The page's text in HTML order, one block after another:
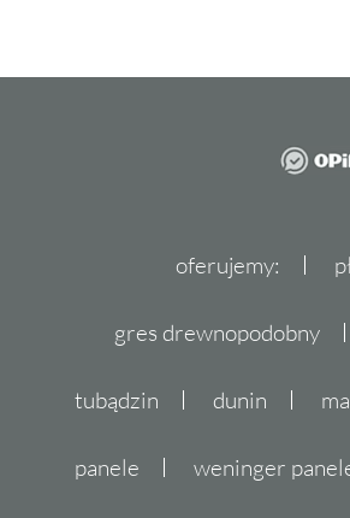
oferujemy:
gres drewnopodobny
tubądzin dunin
panele weninger